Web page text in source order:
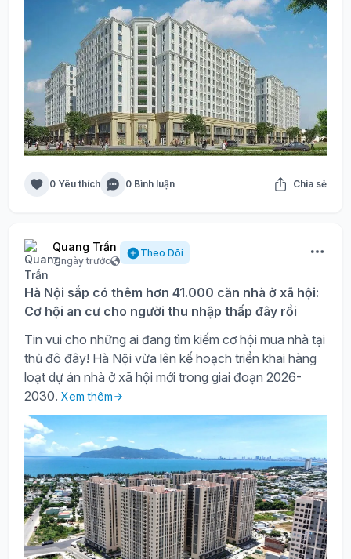
0 Yêu thích 0 Bình luận Chia sẻ
Quang Trần
7 ngày trước
Theo Dõi
Hà Nội sắp có thêm hơn 41.000 căn nhà ở xã hội:
Cơ hội an cư cho người thu nhập thấp đây rồi
Tin vui cho những ai đang tìm kiếm cơ hội mua nhà tại
thủ đô đây! Hà Nội vừa lên kế hoạch triển khai hàng
loạt dự án nhà ở xã hội mới trong giai đoạn 2026-
2030. Xem thêm